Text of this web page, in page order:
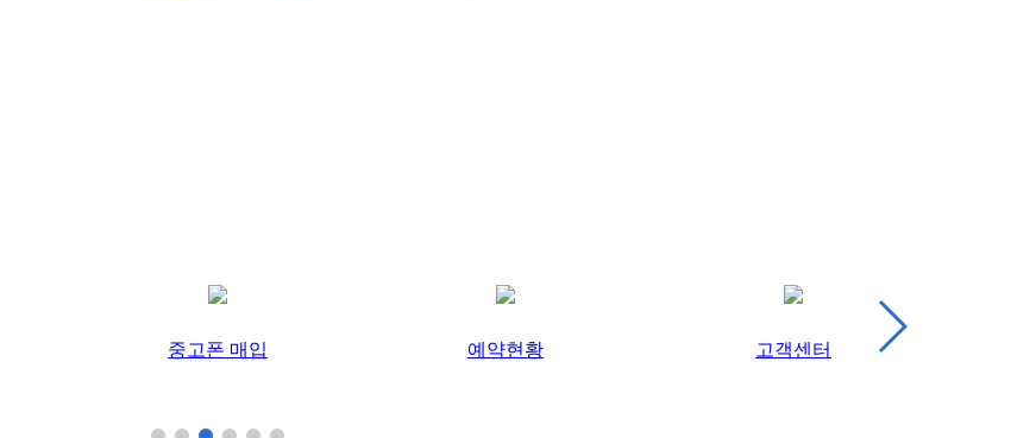
중고폰 매입 예약현황 고객센터